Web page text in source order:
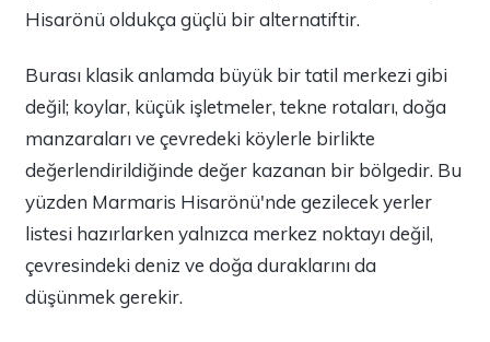
Hisarönü oldukça güçlü bir alternatiftir.
Burası klasik anlamda büyük bir tatil merkezi gibi
değil; koylar, küçük işletmeler, tekne rotaları, doğa
manzaraları ve çevredeki köylerle birlikte
değerlendirildiğinde değer kazanan bir bölgedir. Bu
yüzden Marmaris Hisarönü'nde gezilecek yerler
listesi hazırlarken yalnızca merkez noktayı değil,
çevresindeki deniz ve doğa duraklarını da
düşünmek gerekir.